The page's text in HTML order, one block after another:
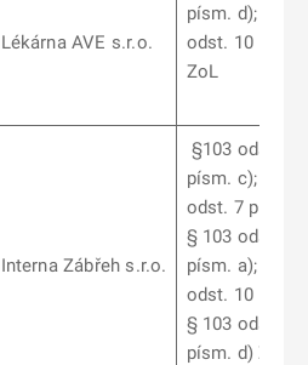
Lékárna AVE s.r.o.
písm. d); § 103
odst. 10 písm.
ZoL
Interna Zábřeh s.r.o.
§103 odst. 9
písm. c); § 103
odst. 7 písm.
§ 103 odst. 1
písm. a); § 103
odst. 10 písm.
§ 103 odst. 10
písm. d) ZoL